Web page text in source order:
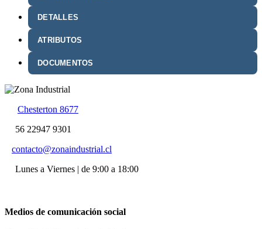
DETALLES
ATRIBUTOS
DOCUMENTOS
Chesterton 8677
56 22947 9301
contacto@zonaindustrial.cl
Lunes a Viernes | de 9:00 a 18:00
Medios de comunicación social